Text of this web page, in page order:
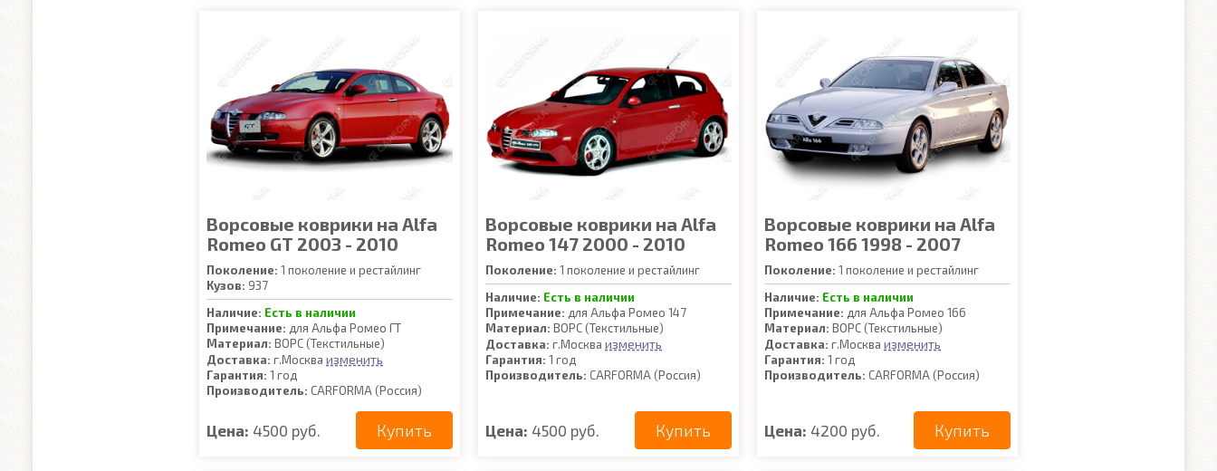
Ворсовые коврики на Alfa
Romeo GT 2003 - 2010
Поколение: 1 поколение и рестайлинг
Кузов: 937
Наличие: Есть в наличии
Примечание: для Альфа Ромео ГТ
Материал: ВОРС (Текстильные)
Доставка: г.Москва изменить
Гарантия: 1 год
Производитель: CARFORMA (Россия)
Цена: 4500 руб. Купить
Ворсовые коврики на Alfa
Romeo 147 2000 - 2010
Поколение: 1 поколение и рестайлинг
Наличие: Есть в наличии
Примечание: для Альфа Ромео 147
Материал: ВОРС (Текстильные)
Доставка: г.Москва изменить
Гарантия: 1 год
Производитель: CARFORMA (Россия)
Цена: 4500 руб. Купить
Ворсовые коврики на Alfa
Romeo 166 1998 - 2007
Поколение: 1 поколение и рестайлинг
Наличие: Есть в наличии
Примечание: для Альфа Ромео 166
Материал: ВОРС (Текстильные)
Доставка: г.Москва изменить
Гарантия: 1 год
Производитель: CARFORMA (Россия)
Цена: 4200 руб. Купить